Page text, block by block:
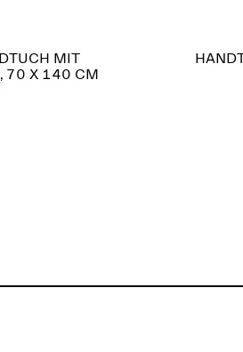
MIT
70 X 140 CM